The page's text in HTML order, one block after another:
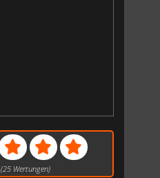
(25 Wertungen)